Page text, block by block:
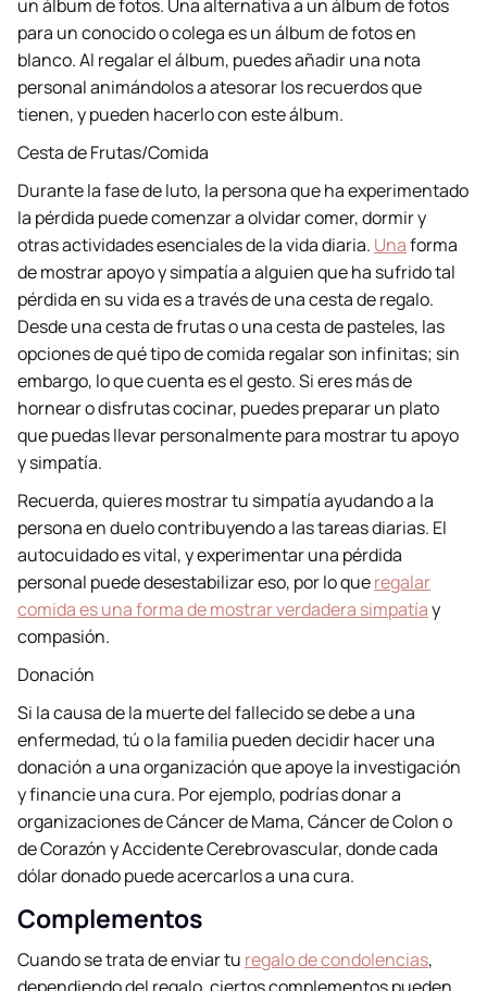
un álbum de fotos. Una alternativa a un álbum de fotos
para un conocido o colega es un álbum de fotos en
blanco. Al regalar el álbum, puedes añadir una nota
personal animándolos a atesorar los recuerdos que
tienen, y pueden hacerlo con este álbum.
Cesta de Frutas/Comida
Durante la fase de luto, la persona que ha experimentado
la pérdida puede comenzar a olvidar comer, dormir y
otras actividades esenciales de la vida diaria. Unaforma
de mostrar apoyo y simpatía a alguien que ha sufrido tal
pérdida en su vida es a través de una cesta de regalo.
Desde una cesta de frutas o una cesta de pasteles, las
opciones de qué tipo de comida regalar son infinitas; sin
embargo, lo que cuenta es el gesto. Si eres más de
hornear o disfrutas cocinar, puedes preparar un plato
que puedas llevar personalmente para mostrar tu apoyo
y simpatía.
Recuerda, quieres mostrar tu simpatía ayudando a la
persona en duelo contribuyendo a las tareas diarias. El
autocuidado es vital, y experimentar una pérdida
personal puede desestabilizar eso, por lo queregalar
comida es una forma de mostrar verdadera simpatíay
compasión.
Donación
Si la causa de la muerte del fallecido se debe a una
enfermedad, tú o la familia pueden decidir hacer una
donación a una organización que apoye la investigación
y financie una cura. Por ejemplo, podrías donar a
organizaciones de Cáncer de Mama, Cáncer de Colon o
de Corazón y Accidente Cerebrovascular, donde cada
dólar donado puede acercarlos a una cura.
Complementos
Cuando se trata de enviar tu regalo de condolencias,